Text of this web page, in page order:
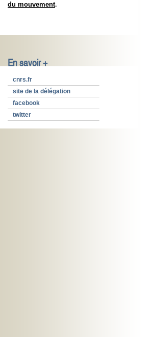
du mouvement.
En savoir +
cnrs.fr
site de la délégation
facebook
twitter